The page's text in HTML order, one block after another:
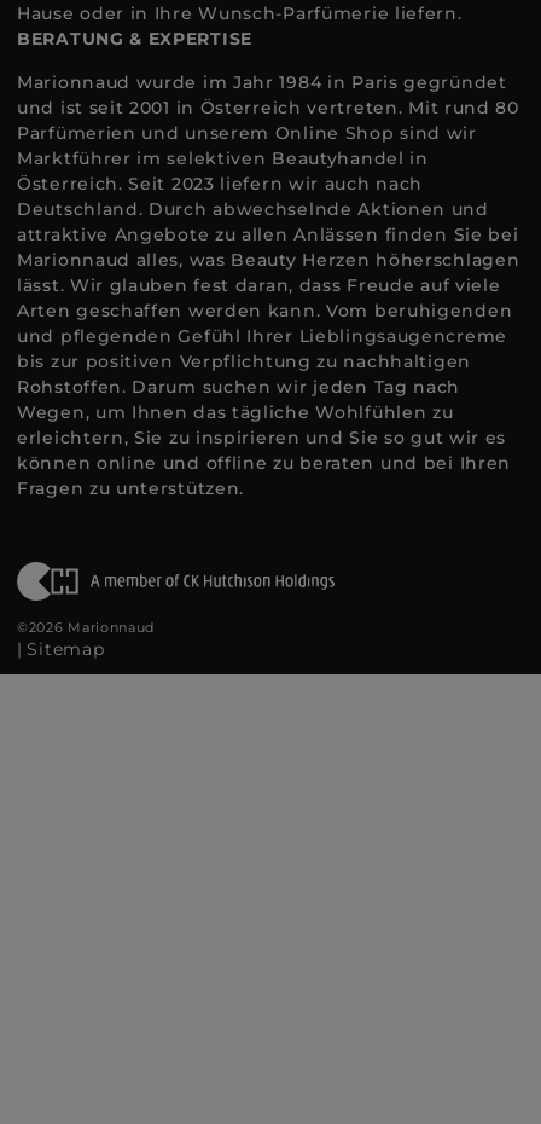
Hause oder in Ihre Wunsch-Parfümerie liefern.
BERATUNG & EXPERTISE
Marionnaud wurde im Jahr 1984 in Paris gegründet
und ist seit 2001 in Österreich vertreten. Mit rund 80
Parfümerien und unserem Online Shop sind wir
Marktführer im selektiven Beautyhandel in
Österreich. Seit 2023 liefern wir auch nach
Deutschland. Durch abwechselnde Aktionen und
attraktive Angebote zu allen Anlässen finden Sie bei
Marionnaud alles, was Beauty Herzen höherschlagen
lässt. Wir glauben fest daran, dass Freude auf viele
Arten geschaffen werden kann. Vom beruhigenden
und pflegenden Gefühl Ihrer Lieblingsaugencreme
bis zur positiven Verpflichtung zu nachhaltigen
Rohstoffen. Darum suchen wir jeden Tag nach
Wegen, um Ihnen das tägliche Wohlfühlen zu
erleichtern, Sie zu inspirieren und Sie so gut wir es
können online und offline zu beraten und bei Ihren
Fragen zu unterstützen.
©2026 Marionnaud
| Sitemap